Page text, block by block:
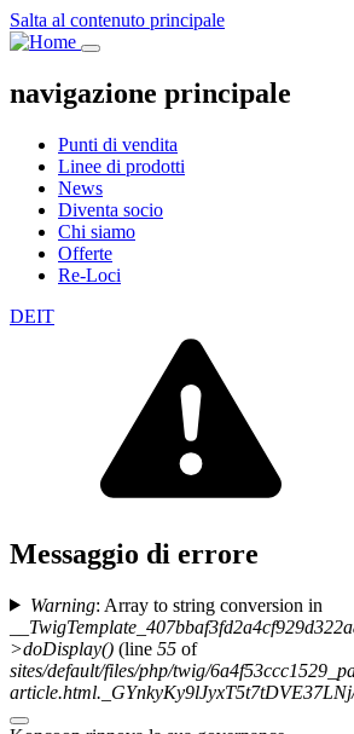
Salta al contenuto principale
navigazione principale
Punti di vendita
Linee di prodotti
News
Diventa socio
Chi siamo
Offerte
Re-Loci
DEIT
Messaggio di errore
Warning: Array to string conversion in
>doDisplay() (line 55 of
sites/default/files/php/twig/